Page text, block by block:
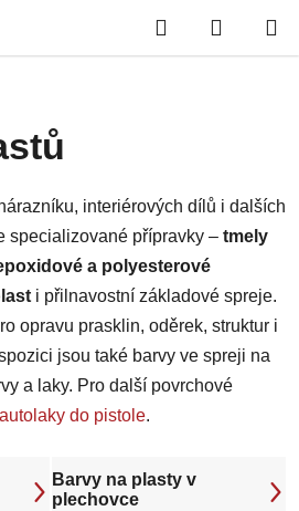
Hledat
KOŠÍK
interiérových dílů i dalších
specializované přípravky – tmely
a polyesterové
i přilnavostní základové spreje.
opravu prasklin, oděrek, struktur i
jsou také barvy ve spreji na
a laky. Pro další povrchové
autolaky do pistole.
Barvy na plasty v
plechovce